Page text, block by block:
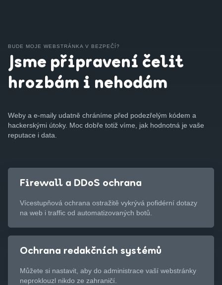
BUDE MOJE WEBSTRÁNKA V BEZPEČÍ?
Jsme připravení čelit
hrozbám i nehodám
Weby a e-maily udatně chráníme před podezřelým kódem a
hackerskými útoky. Moc dobře totiž víme, jak hodnotná je vaše
reputace i data.
Firewall a DDoS ochrana
Vícestupňová ochrana ostražitě vykrývá pofidérní dotazy
na web i traffic od automatizovaných botů.
Ochrana redakčních systémů
Můžete si nastavit, aby do administrace vaší webstránky
neproklouzl nikdo ze zahraničí.